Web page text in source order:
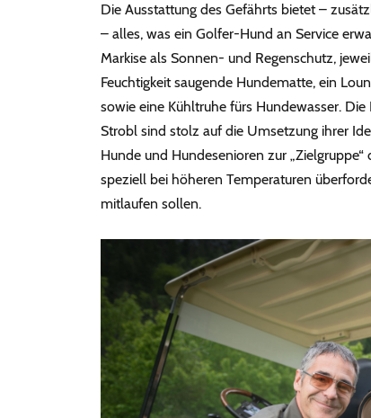
Die Ausstattung des Gefährts bietet –
– alles, was ein Golfer-Hund an Service
Markise als Sonnen- und Regenschutz,
Feuchtigkeit saugende Hundematte, ein
sowie eine Kühltruhe fürs Hundewasser.
Strobl sind stolz auf die Umsetzung ihrer
Hunde und Hundesenioren zur
speziell bei höheren Temperaturen
mitlaufen sollen.